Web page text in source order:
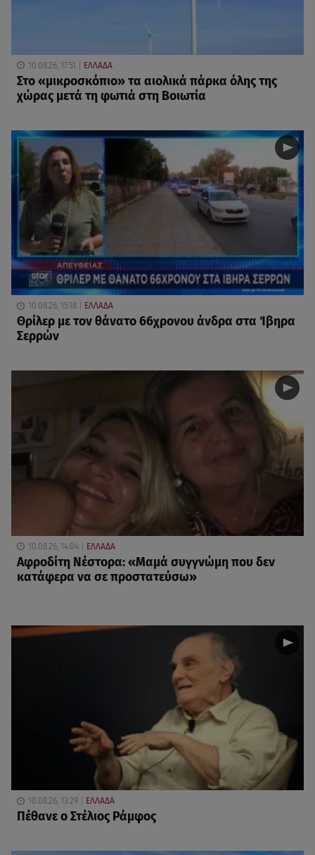
10.08.26, 17:51 ΕΛΛΑΔΑ
Στο «μικροσκόπιο» τα αιολικά πάρκα όλης της
χώρας μετά τη φωτιά στη Βοιωτία
10.08.26, 15:18 ΕΛΛΑΔΑ
Θρίλερ με τον θάνατο 66χρονου άνδρα στα Ίβηρα
Σερρών
10.08.26, 14:04 ΕΛΛΑΔΑ
Αφροδίτη Νέστορα: «Μαμά συγγνώμη που δεν
κατάφερα να σε προστατεύσω»
10.08.26, 13:29 ΕΛΛΑΔΑ
Πέθανε ο Στέλιος Ράμφος